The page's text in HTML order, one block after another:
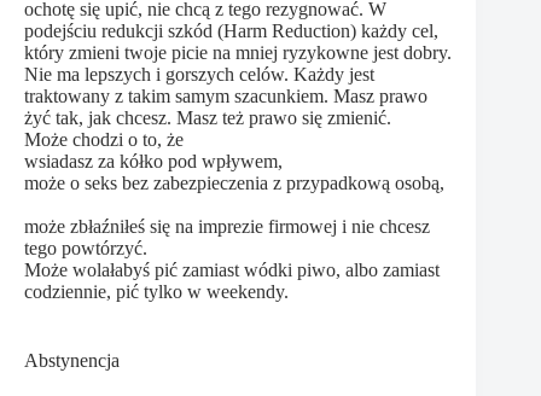
ochotę się upić, nie chcą z tego rezygnować. W
podejściu redukcji szkód (Harm Reduction) każdy cel,
który zmieni twoje picie na mniej ryzykowne jest dobry.
Nie ma lepszych i gorszych celów. Każdy jest
traktowany z takim samym szacunkiem. Masz prawo
żyć tak, jak chcesz. Masz też prawo się zmienić.
Może chodzi o to, że
wsiadasz za kółko pod wpływem,
może o seks bez zabezpieczenia z przypadkową osobą,
może zbłaźniłeś się na imprezie firmowej i nie chcesz
tego powtórzyć.
Może wolałabyś pić zamiast wódki piwo, albo zamiast
codziennie, pić tylko w weekendy.
Abstynencja